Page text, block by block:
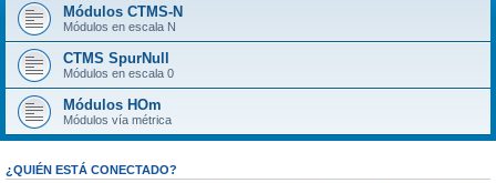
Módulos CTMS-N
Módulos en escala N
CTMS SpurNull
Módulos en escala 0
Módulos HOm
Módulos vía métrica
¿QUIÉN ESTÁ CONECTADO?